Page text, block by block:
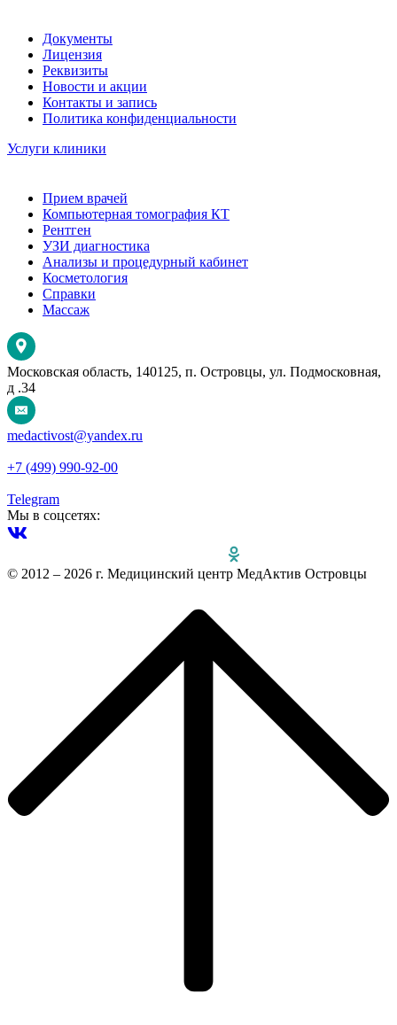
Документы
Лицензия
Реквизиты
Новости и акции
Контакты и запись
Политика конфиденциальности
Услуги клиники
Прием врачей
Компьютерная томография КТ
Рентген
УЗИ диагностика
Анализы и процедурный кабинет
Косметология
Справки
Массаж
Московская область, 140125, п. Островцы, ул. Подмосковная,
д .34
medactivost@yandex.ru
+7 (499) 990-92-00
Telegram
Мы в соцсетях:
© 2012 – 2026 г. Медицинский центр МедАктив Островцы